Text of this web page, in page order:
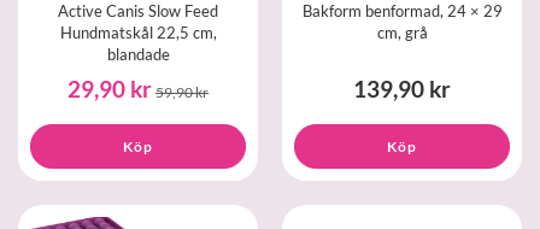
Active Canis Slow Feed
Hundmatskål 22,5 cm,
blandade
29,90 kr 59,90 kr
Köp
Bakform benformad, 24 × 29
cm, grå
139,90 kr
Köp